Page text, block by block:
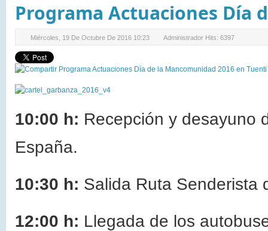
Programa Actuaciones Día
Miércoles, 19 De Octubre De 2016 10:23 Administrador Hits: 6397
10:00 h: Recepción y desayuno
España.
10:30 h: Salida Ruta Senderista
12:00 h: Llegada de los